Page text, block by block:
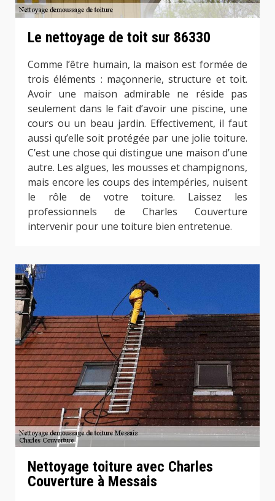
Le nettoyage de toit sur 86330
Comme l’être humain, la maison est formée de
trois éléments : maçonnerie, structure et toit.
Avoir une maison admirable ne réside pas
seulement dans le fait d’avoir une piscine, une
cours ou un beau jardin. Effectivement, il faut
aussi qu’elle soit protégée par une jolie toiture.
C’est une chose qui distingue une maison d’une
autre. Les algues, les mousses et champignons,
mais encore les coups des intempéries, nuisent
le rôle de votre toiture. Laissez les
professionnels de Charles Couverture
intervenir pour une toiture bien entretenue.
Nettoyage toiture avec Charles
Couverture à Messais